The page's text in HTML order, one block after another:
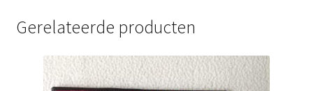
Gerelateerde producten